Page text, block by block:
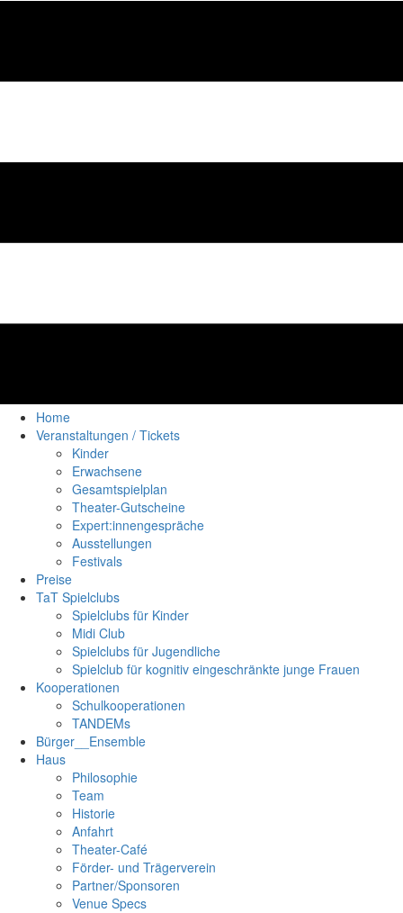
Home
Veranstaltungen / Tickets
Kinder
Erwachsene
Gesamtspielplan
Theater-Gutscheine
Expert:innengespräche
Ausstellungen
Festivals
Preise
TaT Spielclubs
Spielclubs für Kinder
Midi Club
Spielclubs für Jugendliche
Spielclub für kognitiv eingeschränkte junge Frauen
Kooperationen
Schulkooperationen
TANDEMs
Bürger__Ensemble
Haus
Philosophie
Team
Historie
Anfahrt
Theater-Café
Förder- und Trägerverein
Partner/Sponsoren
Venue Specs